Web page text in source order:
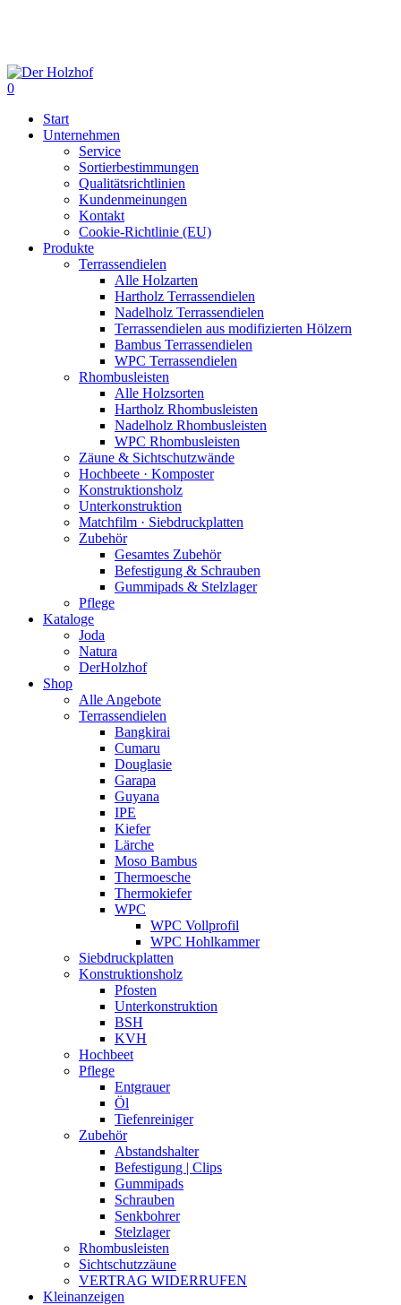
content
0
Start
Unternehmen
Service
Sortierbestimmungen
Qualitätsrichtlinien
Kundenmeinungen
Kontakt
Cookie-Richtlinie (EU)
Produkte
Terrassendielen
Alle Holzarten
Hartholz Terrassendielen
Nadelholz Terrassendielen
Terrassendielen aus modifizierten Hölzern
Bambus Terrassendielen
WPC Terrassendielen
Rhombusleisten
Alle Holzsorten
Hartholz Rhombusleisten
Nadelholz Rhombusleisten
WPC Rhombusleisten
Zäune & Sichtschutzwände
Hochbeete · Komposter
Konstruktionsholz
Unterkonstruktion
Matchfilm · Siebdruckplatten
Zubehör
Gesamtes Zubehör
Befestigung & Schrauben
Gummipads & Stelzlager
Pflege
Kataloge
Joda
Natura
DerHolzhof
Shop
Alle Angebote
Terrassendielen
Bangkirai
Cumaru
Douglasie
Garapa
Guyana
IPE
Kiefer
Lärche
Moso Bambus
Thermoesche
Thermokiefer
WPC
WPC Vollprofil
WPC Hohlkammer
Siebdruckplatten
Konstruktionsholz
Pfosten
Unterkonstruktion
BSH
KVH
Hochbeet
Pflege
Entgrauer
Öl
Tiefenreiniger
Zubehör
Abstandshalter
Befestigung | Clips
Gummipads
Schrauben
Senkbohrer
Stelzlager
Rhombusleisten
Sichtschutzzäune
VERTRAG WIDERRUFEN
Kleinanzeigen